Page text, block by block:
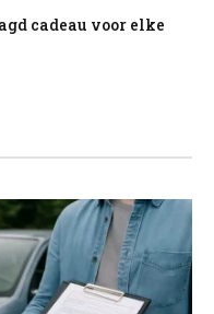
cadeau voor elke